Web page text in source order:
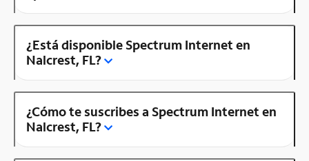
¿Está disponible Spectrum Internet en
Nalcrest, FL?
¿Cómo te suscribes a Spectrum Internet en
Nalcrest, FL?